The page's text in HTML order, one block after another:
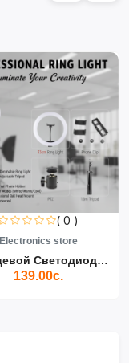
( 0 )
Electronics store
Кольцевой Светодиодный Св...
139.00с.